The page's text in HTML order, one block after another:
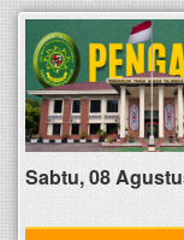
Sabtu, 08